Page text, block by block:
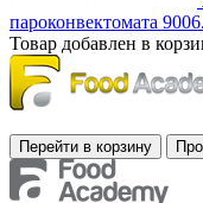
пароконвектомата
Товар добавлен в